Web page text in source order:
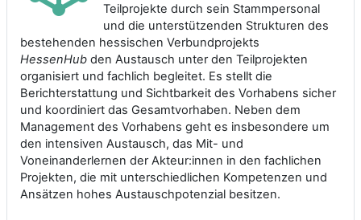
Teilprojekte durch sein Stammpersonal
und die unterstützenden Strukturen des
bestehenden hessischen Verbundprojekts
HessenHub den Austausch unter den Teilprojekten
organisiert und fachlich begleitet. Es stellt die
Berichterstattung und Sichtbarkeit des Vorhabens sicher
und koordiniert das Gesamtvorhaben. Neben dem
Management des Vorhabens geht es insbesondere um
den intensiven Austausch, das Mit- und
Voneinanderlernen der Akteur:innen in den fachlichen
Projekten, die mit unterschiedlichen Kompetenzen und
Ansätzen hohes Austauschpotenzial besitzen.